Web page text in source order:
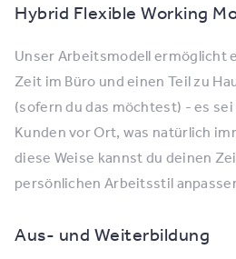
Hybrid Flexible Working
Unser Arbeitsmodell ermöglicht
Zeit im Büro und einen Teil zu
(sofern du das möchtest) - es
Kunden vor Ort, was natürlich
diese Weise kannst du deinen
persönlichen Arbeitsstil
Aus- und Weiterbildung